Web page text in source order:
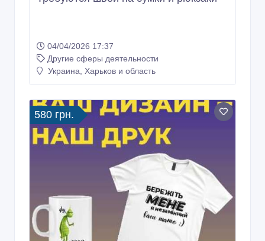
04/04/2026 17:37
Другие сферы деятельности
Украина, Харьков и область
580 грн.